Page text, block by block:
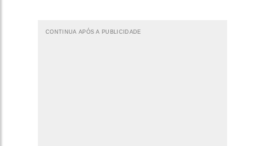
CONTINUA APÓS A PUBLICIDADE